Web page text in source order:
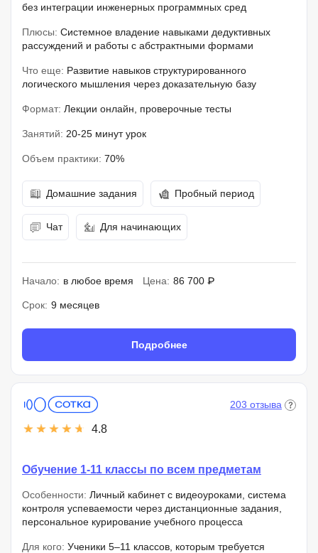
без интеграции инженерных программных сред
Плюсы: Системное владение навыками дедуктивных
рассуждений и работы с абстрактными формами
Что еще: Развитие навыков структурированного
логического мышления через доказательную базу
Формат: Лекции онлайн, проверочные тесты
Занятий: 20-25 минут урок
Объем практики: 70%
Домашние задания Пробный период
Чат Для начинающих
Начало: в любое время Цена: 86 700 ₽
Срок: 9 месяцев
Подробнее
4.8
203 отзыва
Обучение 1-11 классы по всем предметам
Особенности: Личный кабинет с видеоуроками, система
контроля успеваемости через дистанционные задания,
персональное курирование учебного процесса
Для кого: Ученики 5–11 классов, которым требуется